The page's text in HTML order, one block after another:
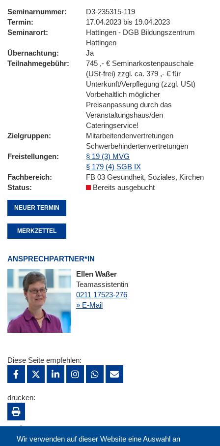
Seminarnummer
D3-235315-119
Termin
17.04.2023 bis 19.04.2023
Seminarort
Hattingen - DGB Bildungszentrum
Hattingen
Übernachtung
Ja
Teilnahmegebühr
745 ,- € Seminarkostenpauschale
(USt-frei) zzgl. ca. 379 ,- € für
Unterkunft/Verpflegung (zzgl. USt)
Vorbehaltlich möglicher
Preisanpassung durch das
Veranstaltungshaus/den
Cateringservice!
Zielgruppen
Mitarbeitendenvertretungen
Schwerbehindertenvertretungen
Freistellungen
§ 19 (3) MVG
§ 179 (4) SGB IX
Fachbereich
FB 03 Gesundheit, Soziales, Kirchen
Status
Bereits ausgebucht
NEUER TERMIN
MERKZETTEL
ANSPRECHPARTNER*IN
Ellen Waßer
Teamassistentin
0211 17523-276
» E-Mail
Wir verwenden auf dieser Website eine Auswahl an
Diese Seite empfehlen:
drucken:
merken: